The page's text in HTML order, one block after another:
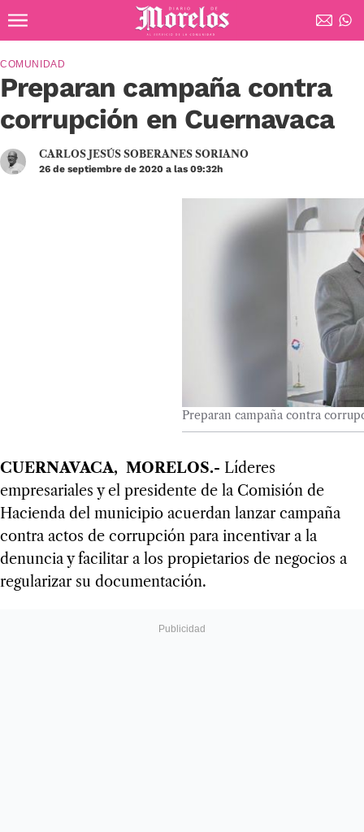
Diario de Morelos
Preparan campaña contra
corrupción en Cuernavaca
COMUNIDAD
CARLOS JESÚS SOBERANES SORIANO
26 de septiembre de 2020 a las 09:32h
Preparan campaña contra
CUERNAVACA, MORELOS.- Líderes
empresariales y el presidente de la Comisión de
Hacienda del municipio acuerdan lanzar campaña
contra actos de corrupción para incentivar a la
denuncia y facilitar a los propietarios de negocios a
regularizar su documentación.